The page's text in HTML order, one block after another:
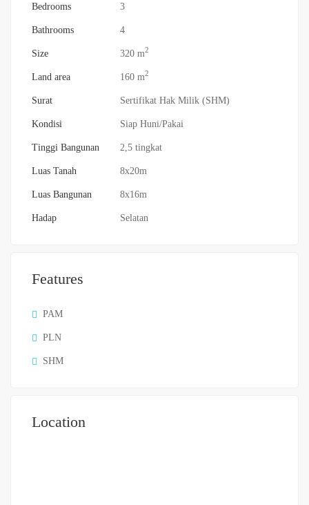
Bedrooms 3
Bathrooms 4
Size 320 m2
Land area 160 m2
Surat Sertifikat Hak Milik (SHM)
Kondisi Siap Huni/Pakai
Tinggi Bangunan 2,5 tingkat
Luas Tanah 8x20m
Luas Bangunan 8x16m
Hadap Selatan
Features
PAM
PLN
SHM
Location